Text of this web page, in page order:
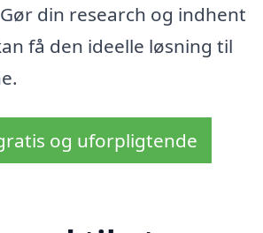
din research og indhent
få den ideelle løsning til
og uforpligtende